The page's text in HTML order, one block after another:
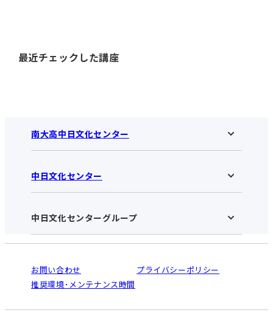
最近チェックした講座
南大高中日文化センター
南大高中日文化センターHOME
お知らせ
アクセス･営業時間
お申し込みの流れ
入会と受講のご案内
中日文化センター
中日文化センターHOME
中日文化センターとは
受講規約・会員特典
ご利用ガイド
オンライン講座受講の手順
WEBサイトのよくある質問
中日文化センターグループ
南大高
犬山
高蔵寺
お問い合わせ
プライバシーポリシー
推奨環境･メンテナンス時間